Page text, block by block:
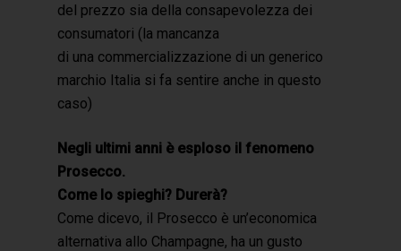
del prezzo sia della consapevolezza dei
consumatori (la mancanza
di una commercializzazione di un generico
marchio Italia si fa sentire anche in questo
caso)
Negli ultimi anni è esploso il fenomeno
Prosecco.
Come lo spieghi? Durerà?
Come dicevo, il Prosecco è un’economica
alternativa allo Champagne, ha un gusto